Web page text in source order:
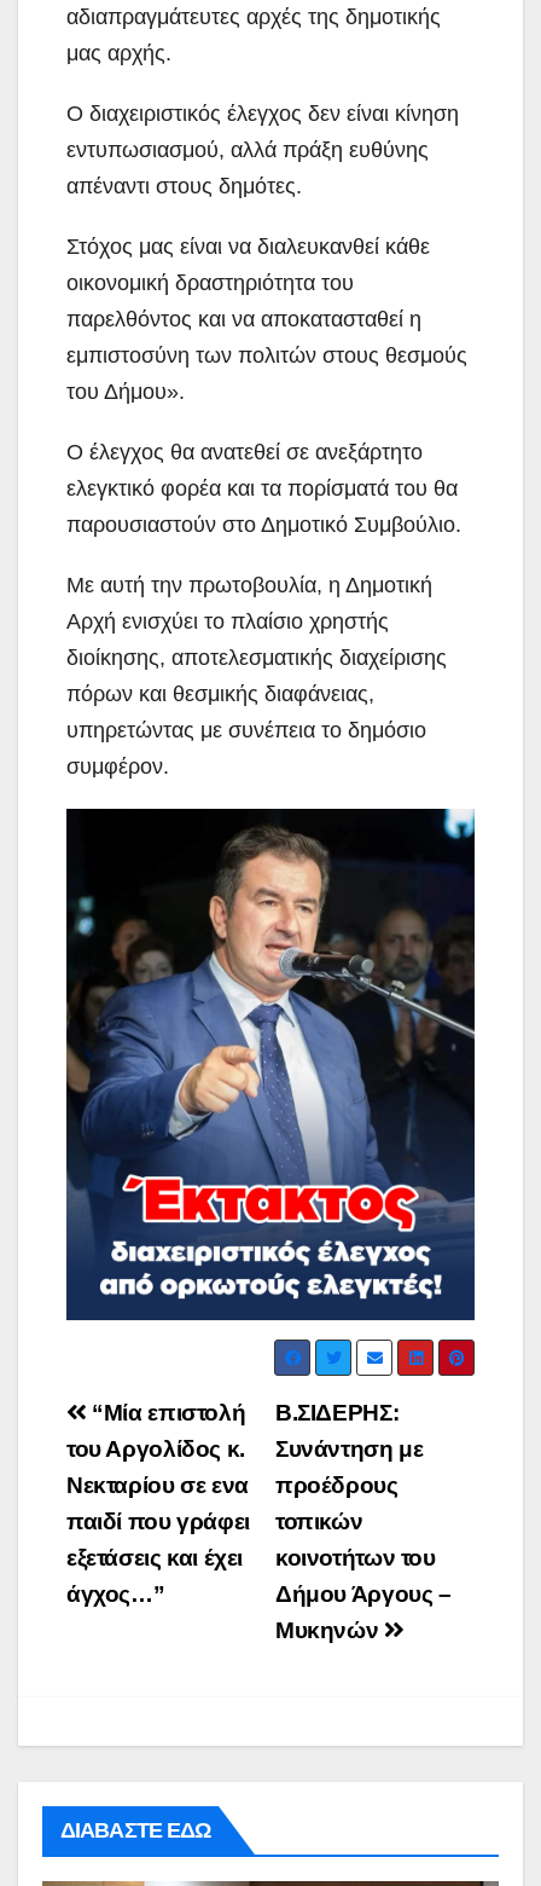
αδιαπραγμάτευτες αρχές της δημοτικής
μας αρχής.
Ο διαχειριστικός έλεγχος δεν είναι κίνηση
εντυπωσιασμού, αλλά πράξη ευθύνης
απέναντι στους δημότες.
Στόχος μας είναι να διαλευκανθεί κάθε
οικονομική δραστηριότητα του
παρελθόντος και να αποκατασταθεί η
εμπιστοσύνη των πολιτών στους θεσμούς
του Δήμου».
Ο έλεγχος θα ανατεθεί σε ανεξάρτητο
ελεγκτικό φορέα και τα πορίσματά του θα
παρουσιαστούν στο Δημοτικό Συμβούλιο.
Με αυτή την πρωτοβουλία, η Δημοτική
Αρχή ενισχύει το πλαίσιο χρηστής
διοίκησης, αποτελεσματικής διαχείρισης
πόρων και θεσμικής διαφάνειας,
υπηρετώντας με συνέπεια το δημόσιο
συμφέρον.
Post
navigation
B.ΣΙΔΕΡΗΣ:
Συνάντηση με
προέδρους
τοπικών
κοινοτήτων του
Δήμου Άργους –
Μυκηνών
“Μία επιστολή
του Αργολίδος κ.
Νεκταρίου σε ενα
παιδί που γράφει
εξετάσεις και έχει
άγχος…”
ΔΙΑΒΑΣΤΕ ΕΔΩ